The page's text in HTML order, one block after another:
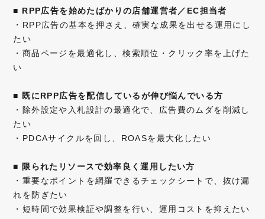
■ RPP広告を始めたばかりの店舗運営者／EC担当者
・RPP広告の基本を押さえ、確実な成果を出せる運用にし
たい
・商品ページを最適化し、検索順位・クリック率を上げた
い
■ 既にRPP広告を配信しているが伸び悩んでいる方
・除外設定や入札設計の最適化で、広告費のムダを削減し
たい
・PDCAサイクルを回し、ROASを最大化したい
■ 限られたリソースで効率良く運用したい方
・重要なポイントを網羅できるチェックシートで、抜け漏
れを防ぎたい
・短時間で効果検証や調整を行い、運用コストを抑えたい